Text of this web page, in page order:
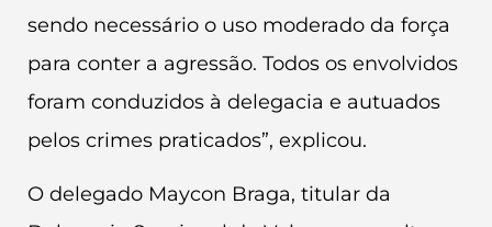
sendo necessário o uso moderado da força
para conter a agressão. Todos os envolvidos
foram conduzidos à delegacia e autuados
pelos crimes praticados”, explicou.
O delegado Maycon Braga, titular da